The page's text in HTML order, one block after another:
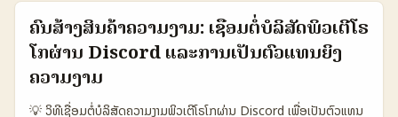
ຕາຕະລາງຂ້າງເປັນການສົມມຸດເລືອກເພື່ອຊ່ວຍໃຫ້ທ່ານເຫັນຄວາມແຕກຕ່າງ
ລະຫວ່າງແບບການຮ່ວມງານ: Option A ເປັນ Discord-native creators
ທີ່ມີ community ກ້າວໜ້າ (conversion ສູງ), Option B ແມ່ນ
Instagram-led creators ທີ່ມາເປັນສຳຫຼັບການຕິດຕໍ່ເຖິງຄົນຫຼາຍ, ແລະ
Option C ເປັນ TikTok-driven creators ທີ່ສາມາດດຶງຄວາມນິຍົມໄດ້ດີ
ສຳລັບຜູ້ສ້າງສື່ ເພາະສາມາດເຊື່ອມຕໍ່ກັບຊຸມຊົນທີ່ມີຄວາມສົນໃຈຄົນເຫັນຄຳພູດຕ່າງ
ໆຢ່າງຊັດເຈນ ແລະສະດວກໃນການສື່ສານດ້ວຍຕົວເອງ. ບໍລິສັດນິວຊີແລນຫຼາຍ
ແຫ່ງໃນ Discord ມີການໃຊ້ flat-fee deals ເພື່ອຄວາມງ່າຍດາຍໃນການ
ຈ່າຍເງິນທີ່ຊັດເຈນ ແລະສະຫຼຸບໄດ້ວ່າເຫັນຄວາມສຳຄັນໃນຕະຫຼາດນີ້ຈະເພີ່ມຂຶ້ນຢ່າງ
ຕໍ່ເນື່ອງ. 📊 ຕາຕະລາງການເຂົ້າຫາບໍລິສັດ Discord ຕ່າງປະເທດ ແລະ ການຈ່າຍ
flat-fee 🧩 ປະເພດການຕິດຕໍ່ ນິວຊີແລນ ສະຫະລັດອາເມລິກາ ອົດສະຕຣາ
ຄົນສ້າງສິນຄ້າຄວາມງາມ: ເຊື່ອມຕໍ່ບໍລິສັດພິວເຕີໂຣ
ໂກຜ່ານ Discord ແລະການເປັນຕົວແທນຍິງ
ຄວາມງາມ
💡 ວິທີເຊື່ອມຕໍ່ບໍລິສັດຄວາມງາມພິວເຕີໂຣໂກຜ່ານ Discord ເພື່ອເປັນຕົວແທນ